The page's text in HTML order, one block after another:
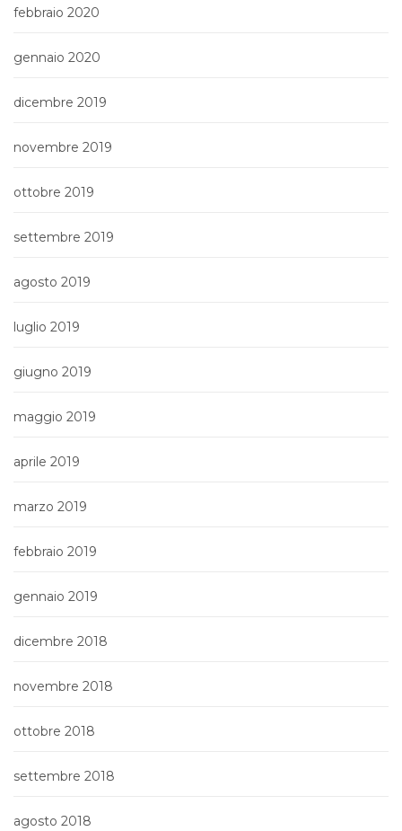
febbraio 2020
gennaio 2020
dicembre 2019
novembre 2019
ottobre 2019
settembre 2019
agosto 2019
luglio 2019
giugno 2019
maggio 2019
aprile 2019
marzo 2019
febbraio 2019
gennaio 2019
dicembre 2018
novembre 2018
ottobre 2018
settembre 2018
agosto 2018